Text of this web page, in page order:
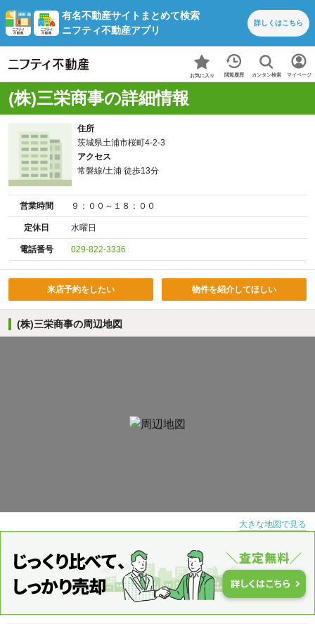
有名不動産サイトまとめて検索
ニフティ不動産アプリ
詳しくはこちら
お気に入り 閲覧履歴 カンタン検索 マイページ
(株)三栄商事の詳細情報
住所
茨城県土浦市桜町4-2-3
アクセス
常磐線/土浦 徒歩13分
営業時間 ９：００～１８：００
定休日 水曜日
電話番号 029-822-3336
来店予約をしたい 物件を紹介してほしい
(株)三栄商事の周辺地図
大きな地図で見る